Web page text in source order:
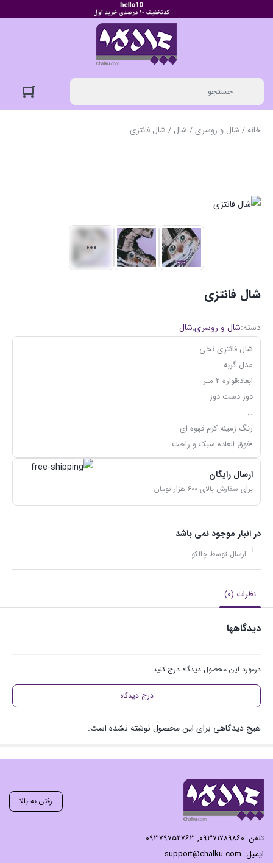
خانه/ شال و روسری/ شال / شال فانتزی
شال فانتزی
دسته:شال و روسری,شال
شال فانتزی نخی
مدل گربه
ابعاد:قواره 2 متر
دور دست دوز
…
رنگ زمینه کرم قهوه ای
▪فوق العاده سبک و راحت
ارسال رایگان
برای سفارش بالای ۶۰۰ هزار تومان
در انبار موجود نمی باشد
ارسال توسط چالکو
نظرات (0)
دیدگاهها
درمورد این محصول دیدگاه درج کنید.
درج دیدگاه
هیچ دیدگاهی برای این محصول نوشته نشده است.
رفتن به بالا
تلفن ۰۹۳۷۱۷۸۹۸۶۰, ۰۹۳۷۹۷۵۲۷۶۳
ایمیل support@chalku.com